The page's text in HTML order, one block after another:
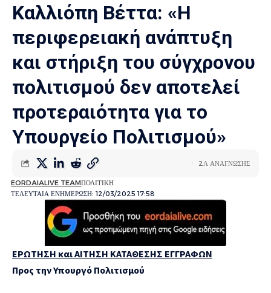
Καλλιόπη Βέττα: «Η
περιφερειακή ανάπτυξη
και στήριξη του σύγχρονου
πολιτισμού δεν αποτελεί
προτεραιότητα για το
Υπουργείο Πολιτισμού»
ΤΕΛΕΥΤΑΙΑ ΕΝΗΜΕΡΩΣΗ: 12/03/2025 17:58
EORDAIALIVE TEAMΠΟΛΙΤΙΚΗ
2Λ ΑΝΑΓΝΩΣΗΣ
ΕΡΩΤΗΣΗ και ΑΙΤΗΣΗ ΚΑΤΑΘΕΣΗΣ ΕΓΓΡΑΦΩΝ
Προς την Υπουργό Πολιτισμού